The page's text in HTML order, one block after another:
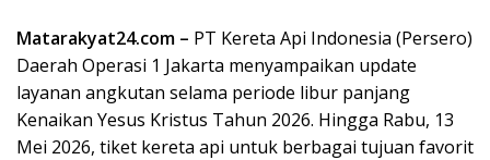
Matarakyat24.com – PT Kereta Api Indonesia (Persero)
Daerah Operasi 1 Jakarta menyampaikan update
layanan angkutan selama periode libur panjang
Kenaikan Yesus Kristus Tahun 2026. Hingga Rabu, 13
Mei 2026, tiket kereta api untuk berbagai tujuan favorit